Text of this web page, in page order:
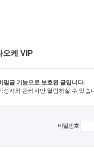
오케 VIP
밀글 기능으로 보호된 글입니다.
성자와 관리자만 열람하실 수 있습
비밀번호